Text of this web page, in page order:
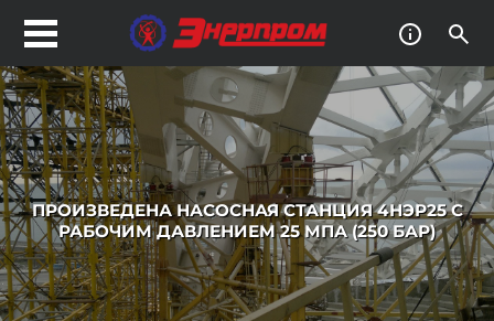
ПРОИЗВЕДЕНА НАСОСНАЯ СТАНЦИЯ 4НЭР25 С
РАБОЧИМ ДАВЛЕНИЕМ 25 МПА (250 БАР)